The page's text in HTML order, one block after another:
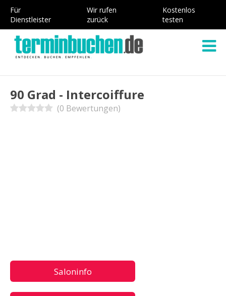
Für
Dienstleister
Wir rufen
zurück
Kostenlos
testen
90 Grad - Intercoiffure
(0 Bewertungen)
Saloninfo